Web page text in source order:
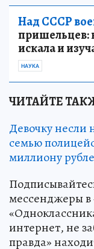
Над СССР
пришельцев:
искала и
НАУКА
ЧИТАЙТЕ
Девочку несли
семью
миллиону
мессенджеры в
интернет, не
правда»